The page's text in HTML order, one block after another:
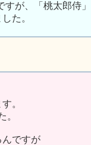
すが、「桃太郎侍
た。
。
。
ですが